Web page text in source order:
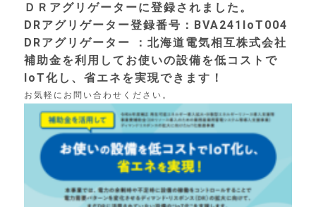
Top
トップ
Product
製品情報
ＤＲアグリゲーターに登録されました。
DRアグリゲーター登録番号：BVA241IoT004
DRアグリゲーター ：北海道電気相互株式会社
補助金を利用してお使いの設備を低コストで
IoT化し、省エネを実現できます！
お気軽にお問い合わせください。